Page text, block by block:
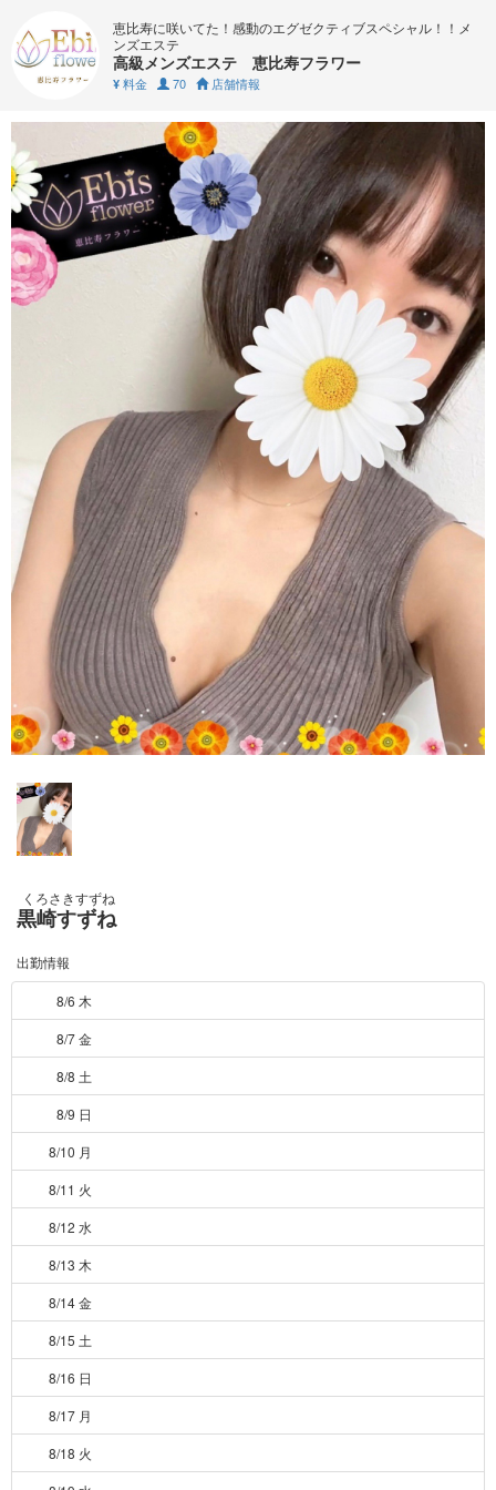
恵比寿に咲いてた！感動のエグゼクティブスペシャル！！メ
ンズエステ
高級メンズエステ 恵比寿フラワー
¥ 料金 70 店舗情報
くろさきすずね
黒崎すずね
出勤情報
8/6 木
8/7 金
8/8 土
8/9 日
8/10 月
8/11 火
8/12 水
8/13 木
8/14 金
8/15 土
8/16 日
8/17 月
8/18 火